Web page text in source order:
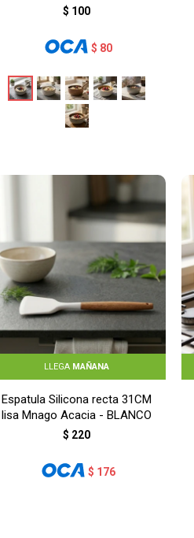
$ 100
$ 80
LLEGA MAÑANA
Espatula Silicona recta 31CM
lisa Mnago Acacia - BLANCO
$ 220
$ 176